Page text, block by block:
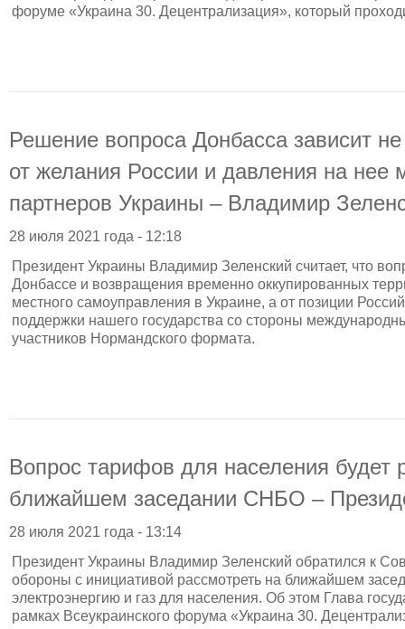
форуме «Украина 30. Децентрализация», который
Решение вопроса Донбасса зависит
от желания России и давления на нее
партнеров Украины – Владимир
28 июля 2021 года - 12:18
Президент Украины Владимир Зеленский считает, что
Донбассе и возвращения временно оккупированных
местного самоуправления в Украине, а от позиции
поддержки нашего государства со стороны
участников Нормандского формата.
Вопрос тарифов для населения будет
ближайшем заседании СНБО –
28 июля 2021 года - 13:14
Президент Украины Владимир Зеленский обратился к
обороны с инициативой рассмотреть на ближайшем
электроэнергию и газ для населения. Об этом Глава
рамках Всеукраинского форума «Украина 30.